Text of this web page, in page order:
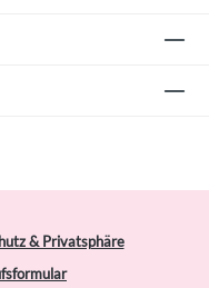
& Privatsphäre